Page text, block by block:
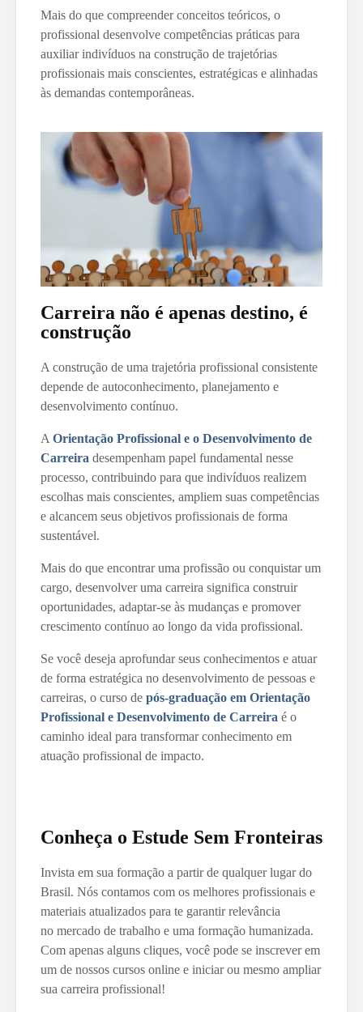
Mais do que compreender conceitos teóricos, o
profissional desenvolve competências práticas para
auxiliar indivíduos na construção de trajetórias
profissionais mais conscientes, estratégicas e alinhadas
às demandas contemporâneas.
Carreira não é apenas destino, é
construção
A construção de uma trajetória profissional consistente
depende de autoconhecimento, planejamento e
desenvolvimento contínuo.
AOrientação Profissional e o Desenvolvimento de
Carreira desempenham papel fundamental nesse
processo, contribuindo para que indivíduos realizem
escolhas mais conscientes, ampliem suas competências
e alcancem seus objetivos profissionais de forma
sustentável.
Mais do que encontrar uma profissão ou conquistar um
cargo, desenvolver uma carreira significa construir
oportunidades, adaptar-se às mudanças e promover
crescimento contínuo ao longo da vida profissional.
Se você deseja aprofundar seus conhecimentos e atuar
de forma estratégica no desenvolvimento de pessoas e
carreiras, o curso de pós-graduação em Orientação
Profissional e Desenvolvimento de Carreira é o
caminho ideal para transformar conhecimento em
atuação profissional de impacto.
Conheça o Estude Sem Fronteiras
Invista em sua formação a partir de qualquer lugar do
Brasil. Nós contamos com os melhores profissionais e
materiais atualizados para te garantir relevância
no mercado de trabalho e uma formação humanizada.
Com apenas alguns cliques, você pode se inscrever em
um de nossos cursos online e iniciar ou mesmo ampliar
sua carreira profissional!